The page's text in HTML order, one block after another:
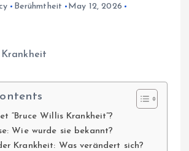
Berühmtheit
May 12, 2026
“Bruce Willis Krankheit”?
Wie wurde sie bekannt?
Krankheit: Was verändert sich?